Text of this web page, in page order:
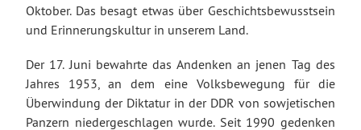
Oktober. Das besagt etwas über Geschichtsbewusstsein
und Erinnerungskultur in unserem Land.
Der 17. Juni bewahrte das Andenken an jenen Tag des
Jahres 1953, an dem eine Volksbewegung für die
Überwindung der Diktatur in der DDR von sowjetischen
Panzern niedergeschlagen wurde. Seit 1990 gedenken